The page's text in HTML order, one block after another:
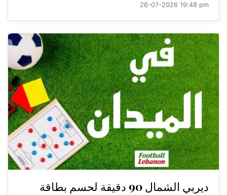
26-07-2026 19:48 pm
ديربي الشمال 90 دقيقة لحسم بطاقة